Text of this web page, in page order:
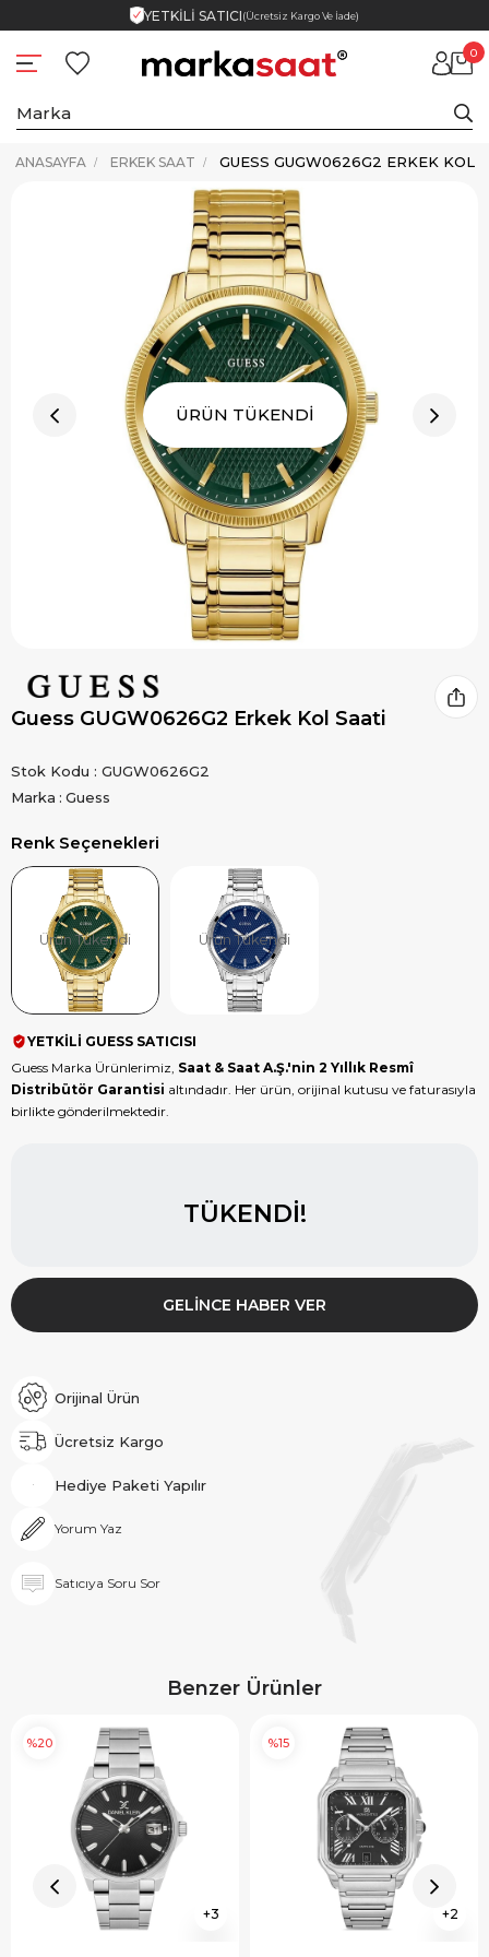
YETKİLİ SATICI(Ücretsiz Kargo Ve İade)
0
ANASAYFA ERKEK SAAT GUESS GUGW0626G2 ERKEK KOL
ÜRÜN TÜKENDİ
Guess GUGW0626G2 Erkek Kol Saati
Stok Kodu
GUGW0626G2
Marka : Guess
Renk Seçenekleri
Ürün Tükendi Ürün Tükendi
YETKİLİ GUESS SATICISI
Guess Marka Ürünlerimiz, Saat & Saat A.Ş.'nin 2 Yıllık Resmî
Distribütör Garantisi altındadır. Her ürün, orijinal kutusu ve faturasıyla
birlikte gönderilmektedir.
TÜKENDI!
GELINCE HABER VER
Orijinal Ürün
Ücretsiz Kargo
Hediye Paketi Yapılır
Yorum Yaz
Satıcıya Soru Sor
Benzer Ürünler
3
%20
2
%15